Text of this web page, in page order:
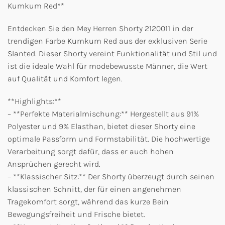
Kumkum Red**
Entdecken Sie den Mey Herren Shorty 2120011 in der
trendigen Farbe Kumkum Red aus der exklusiven Serie
Slanted. Dieser Shorty vereint Funktionalität und Stil und
ist die ideale Wahl für modebewusste Männer, die Wert
auf Qualität und Komfort legen.
**Highlights:**
– **Perfekte Materialmischung:** Hergestellt aus 91%
Polyester und 9% Elasthan, bietet dieser Shorty eine
optimale Passform und Formstabilität. Die hochwertige
Verarbeitung sorgt dafür, dass er auch hohen
Ansprüchen gerecht wird.
– **Klassischer Sitz:** Der Shorty überzeugt durch seinen
klassischen Schnitt, der für einen angenehmen
Tragekomfort sorgt, während das kurze Bein
Bewegungsfreiheit und Frische bietet.